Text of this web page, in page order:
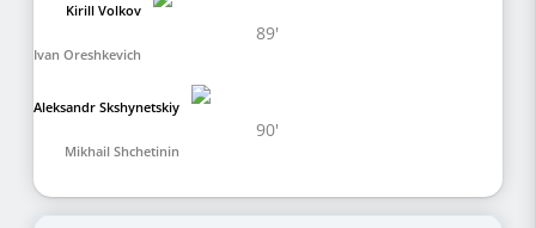
Ivan Oreshkevich
Kirill Volkov
89'
Mikhail Shchetinin
Aleksandr Skshynetskiy
90'